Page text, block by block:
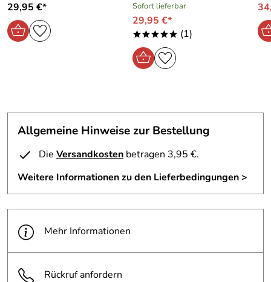
29,95 €*
Sofort lieferbar
29,95 €*
***** (1)
Allgemeine Hinweise zur Bestellung
Die Versandkosten betragen 3,95 €.
Weitere Informationen zu den Lieferbedingungen >
Mehr Informationen
Rückruf anfordern